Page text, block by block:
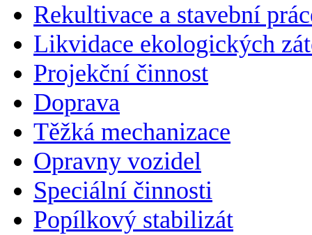
Rekultivace a stavební
Likvidace ekologických
Projekční činnost
Doprava
Těžká mechanizace
Opravny vozidel
Speciální činnosti
Popílkový stabilizát